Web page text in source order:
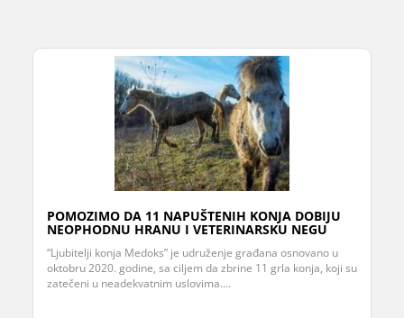
POMOZIMO DA 11 NAPUŠTENIH KONJA DOBIJU
NEOPHODNU HRANU I VETERINARSKU NEGU
“Ljubitelji konja Medoks” je udruženje građana osnovano u
oktobru 2020. godine, sa ciljem da zbrine 11 grla konja, koji su
zatečeni u neadekvatnim uslovima....